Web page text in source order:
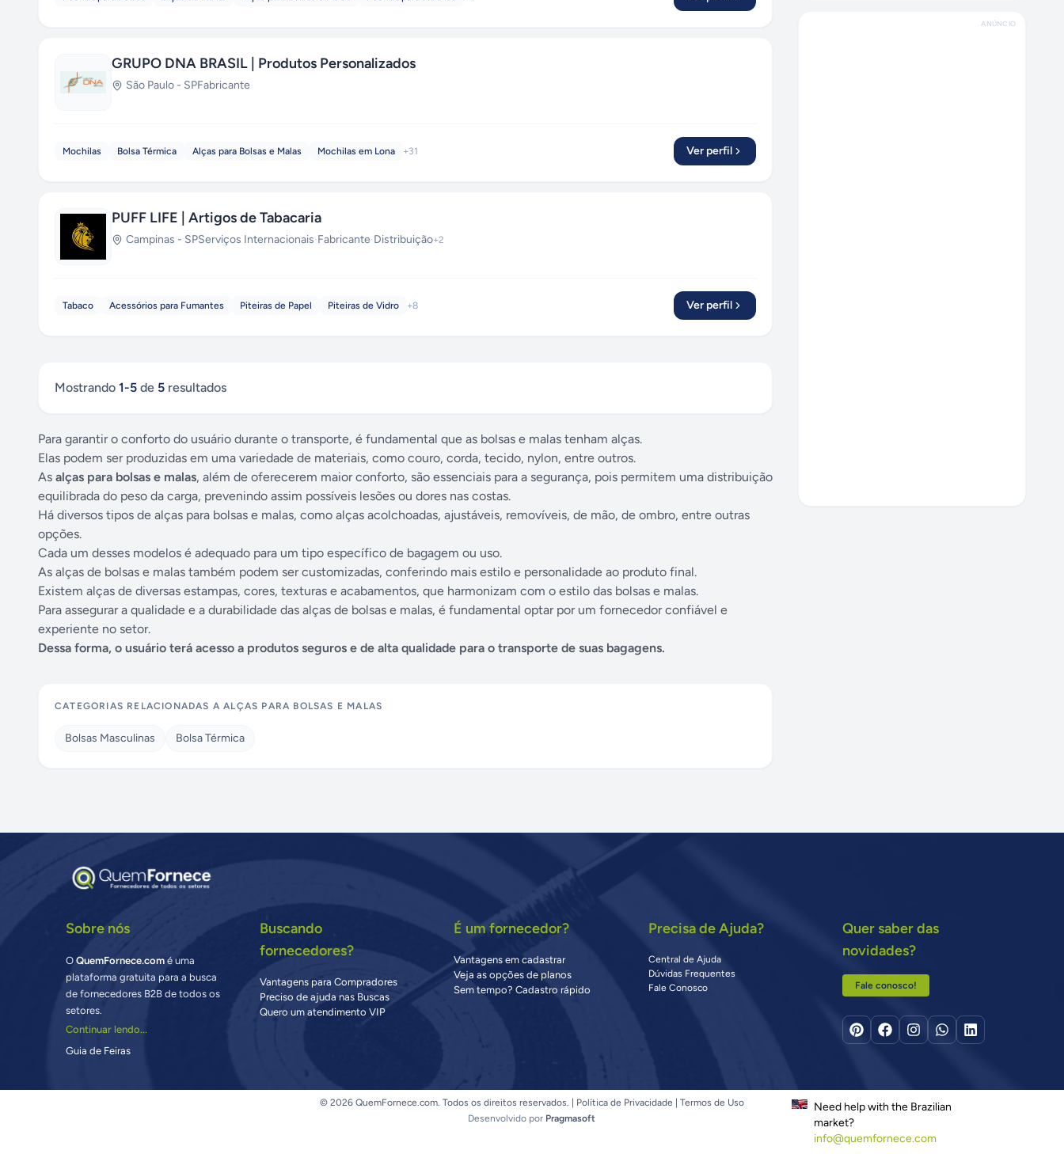
GRUPO DNA BRASIL | Produtos Personalizados
São Paulo - SPFabricante
Mochilas Bolsa Térmica Alças para Bolsas e Malas Mochilas em Lona +31 Ver perfil
PUFF LIFE | Artigos de Tabacaria
Campinas - SPServiços Internacionais·Fabricante·Distribuição+2
Tabaco Acessórios para Fumantes Piteiras de Papel Piteiras de Vidro +8 Ver perfil
Mostrando 1-5 de 5 resultados
Para garantir o conforto do usuário durante o transporte, é fundamental que as bolsas e malas tenham alças.
Elas podem ser produzidas em uma variedade de materiais, como couro, corda, tecido, nylon, entre outros.
As alças para bolsas e malas, além de oferecerem maior conforto, são essenciais para a segurança, pois permitem uma distribuição
equilibrada do peso da carga, prevenindo assim possíveis lesões ou dores nas costas.
Há diversos tipos de alças para bolsas e malas, como alças acolchoadas, ajustáveis, removíveis, de mão, de ombro, entre outras
opções.
Cada um desses modelos é adequado para um tipo específico de bagagem ou uso.
As alças de bolsas e malas também podem ser customizadas, conferindo mais estilo e personalidade ao produto final.
Existem alças de diversas estampas, cores, texturas e acabamentos, que harmonizam com o estilo das bolsas e malas.
Para assegurar a qualidade e a durabilidade das alças de bolsas e malas, é fundamental optar por um fornecedor confiável e
experiente no setor.
Dessa forma, o usuário terá acesso a produtos seguros e de alta qualidade para o transporte de suas bagagens.
CATEGORIAS RELACIONADAS AALÇAS PARA BOLSAS E MALAS
Bolsas Masculinas Bolsa Térmica
ANÚNCIO
Sobre nós
OQuemFornece.com é uma
plataforma gratuita para a busca
de fornecedores B2B de todos os
setores.
Continuar lendo...
Guia de Feiras
Buscando
fornecedores?
Vantagens para Compradores
Preciso de ajuda nas Buscas
Quero um atendimento VIP
É um fornecedor?
Vantagens em cadastrar
Veja as opções de planos
Sem tempo? Cadastro rápido
Precisa de Ajuda?
Central de Ajuda
Dúvidas Frequentes
Fale Conosco
Quer saber das
novidades?
Fale conosco!
© 2026 QuemFornece.com. Todos os direitos reservados. | Política de Privacidade
Termos de Uso
Desenvolvido por Pragmasoft
Need help with the Brazilian
market?
info@quemfornece.com